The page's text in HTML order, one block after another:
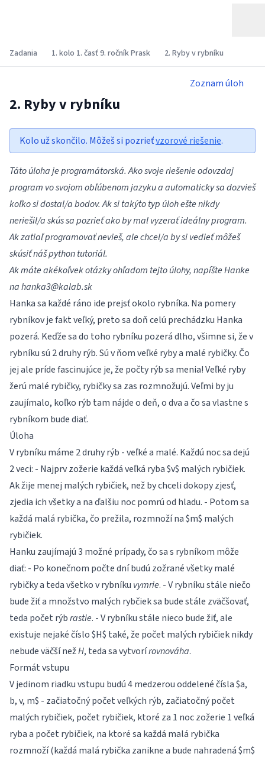
Zadania 1. kolo 1. časť 9. ročník Prask 2. Ryby v rybníku
Zoznam úloh
2. Ryby v rybníku
Kolo už skončilo. Môžeš si pozrieťvzorové riešenie.
Táto úloha je programátorská. Ako svoje riešenie odovzdaj
program vo svojom obľúbenom jazyku a automaticky sa dozvieš
koľko si dostal/a bodov. Ak si takýto typ úloh ešte nikdy
neriešil/a skús sa pozrieť ako by mal vyzeraťideálny program.
Ak zatiaľ programovať nevieš, ale chcel/a by si vedieť môžeš
skúsiť nášpython tutoriál.
Ak máte akékoľvek otázky ohľadom tejto úlohy, napíšte Hanke
nahanka3@kalab.sk
Hanka sa každé ráno ide prejsť okolo rybníka. Na pomery
rybníkov je fakt veľký, preto sa doň celú prechádzku Hanka
pozerá. Keďže sa do toho rybníku pozerá dlho, všimne si, že v
rybníku sú 2 druhy rýb. Sú v ňom veľké ryby a malé rybičky. Čo
jej ale príde fascinujúce je, že počty rýb sa menia! Veľké ryby
žerú malé rybičky, rybičky sa zas rozmnožujú. Veľmi by ju
zaujímalo, koľko rýb tam nájde o deň, o dva a čo sa vlastne s
rybníkom bude diať.
Úloha
V rybníku máme 2 druhy rýb - veľké a malé. Každú noc sa dejú
2 veci: - Najprv zožerie každá veľká ryba $v$ malých rybičiek.
Ak žije menej malých rybičiek, než by chceli dokopy zjesť,
zjedia ich všetky a na ďalšiu noc pomrú od hladu. - Potom sa
každá malá rybička, čo prežila, rozmnoží na $m$ malých
rybičiek.
Hanku zaujímajú 3 možné prípady, čo sa s rybníkom môže
diať: - Po konečnom počte dní budú zožrané všetky malé
rybičky a teda všetko v rybníku vymrie. - V rybníku stále niečo
bude žiť a množstvo malých rybčiek sa bude stále zväčšovať,
teda počet rýbrastie. - V rybníku stále nieco bude žiť, ale
existuje nejaké číslo $H$ také, že počet malých rybičiek nikdy
nebude väčší nežH, teda sa vytvorírovnováha.
Formát vstupu
V jedinom riadku vstupu budú 4 medzerou oddelené čísla $a,
b, v, m$ - začiatočný počet veľkých rýb, začiatočný počet
malých rybičiek, počet rybičiek, ktoré za 1 noc zožerie 1 veľká
ryba a počet rybičiek, na ktoré sa každá malá rybička
rozmnoží (každá malá rybička zanikne a bude nahradená $m$